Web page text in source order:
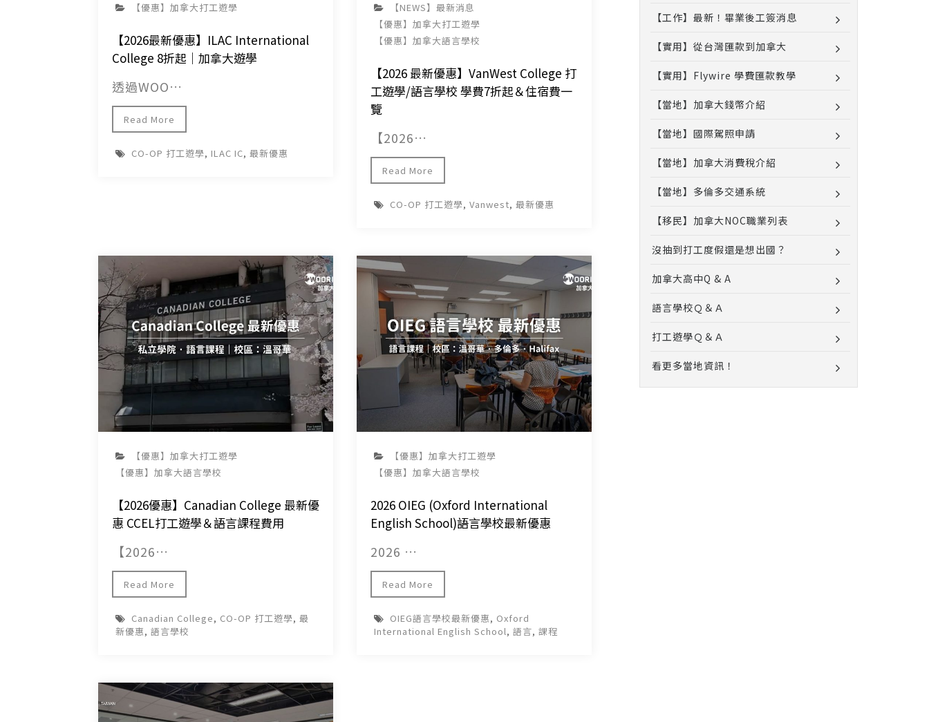
【優惠】加拿大打工遊學
【2026最新優惠】ILAC International
College 8折起｜加拿大遊學
透過WOO…
Read More
CO-OP 打工遊學, ILAC IC, 最新優惠
【NEWS】最新消息
【優惠】加拿大打工遊學
【優惠】加拿大語言學校
【2026 最新優惠】VanWest College 打
工遊學/語言學校 學費7折起＆住宿費一
覽
【2026…
Read More
CO-OP 打工遊學,Vanwest,最新優惠
【優惠】加拿大打工遊學
【優惠】加拿大語言學校
【2026優惠】Canadian College 最新優
惠 CCEL打工遊學＆語言課程費用
【2026…
Read More
Canadian College, CO-OP 打工遊學, 最
新優惠, 語言學校
【優惠】加拿大打工遊學
【優惠】加拿大語言學校
2026 OIEG (Oxford International
English School)語言學校最新優惠
2026 …
Read More
OIEG語言學校最新優惠, Oxford
International English School,語言,課程
【工作】最新！畢業後工簽消息
【實用】從台灣匯款到加拿大
【實用】Flywire 學費匯款教學
【當地】加拿大錢幣介紹
【當地】國際駕照申請
【當地】加拿大消費稅介紹
【當地】多倫多交通系統
【移民】加拿大NOC職業列表
沒抽到打工度假還是想出國？
加拿大高中Q & A
語言學校Ｑ＆Ａ
打工遊學Ｑ＆Ａ
看更多當地資訊！